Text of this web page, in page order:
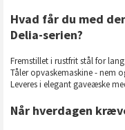
Hvad får du med
Delia-serien?
Fremstillet i rustfrit stål for
Tåler opvaskemaskine - nem
Leveres i elegant gaveæske
Når hverdagen